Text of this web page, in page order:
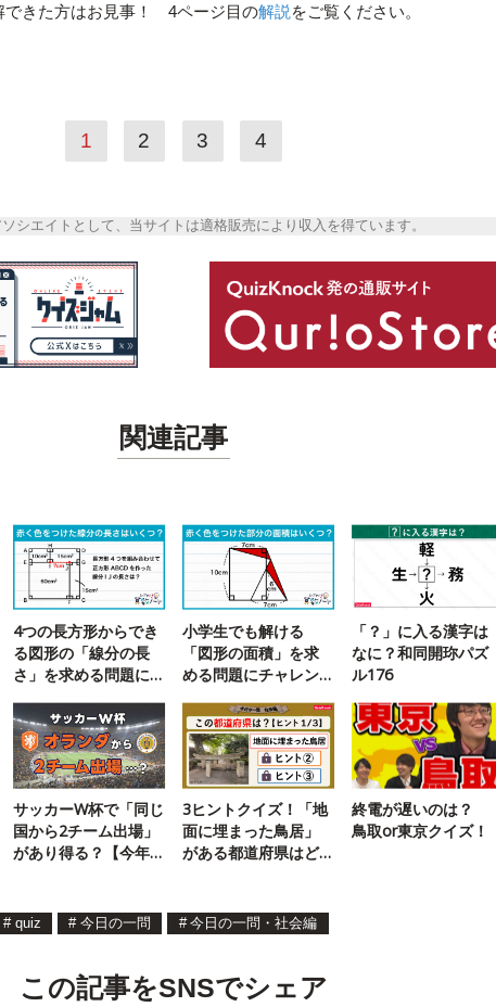
できた方はお見事！ 4ページ目の解説 をご覧ください。
1 2 3 4
シエイトとして、当サイトは適格販売により収入を得ています。
関連記事
4つの長方形からでき
る図形の「線分の長
さ」を求める問題に
小学生でも解ける
「図形の面積」を求
める問題にチャレン
「？」に入る漢字は
なに？和同開珎パズ
ル176
サッカーW杯で「同じ
国から2チーム出場」
があり得る？【今年
3ヒントクイズ！「地
面に埋まった鳥居」
がある都道府県はど
終電が遅いのは？
鳥取or東京クイズ！
# quiz # 今日の一問 # 今日の一問・社会編
この記事をSNSでシェア